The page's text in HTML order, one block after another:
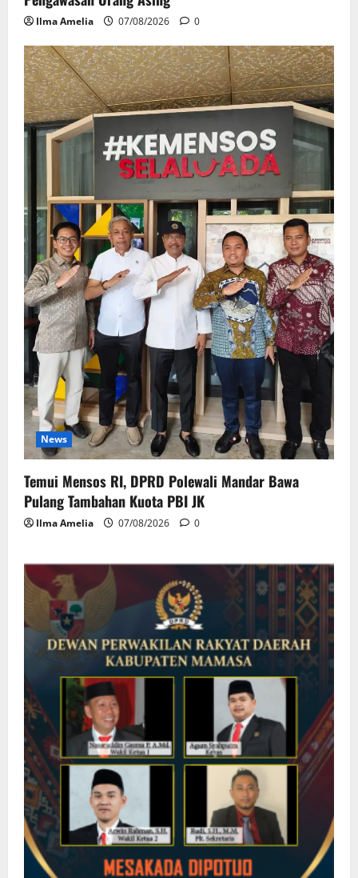
Ilma Amelia 07/08/2026 0
News
Temui Mensos RI, DPRD Polewali Mandar Bawa
Pulang Tambahan Kuota PBI JK
Ilma Amelia 07/08/2026 0